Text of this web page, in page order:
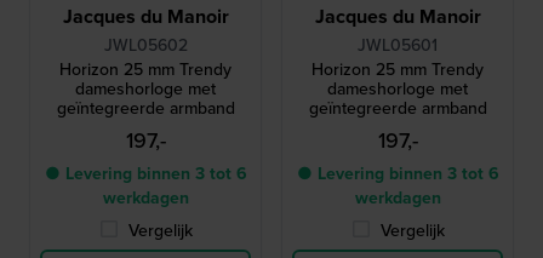
Jacques du Manoir
JWL05602
Horizon 25 mm Trendy
dameshorloge met
geïntegreerde armband
197,-
● Levering binnen 3 tot 6
werkdagen
Vergelijk
Jacques du Manoir
JWL05601
Horizon 25 mm Trendy
dameshorloge met
geïntegreerde armband
197,-
● Levering binnen 3 tot 6
werkdagen
Vergelijk